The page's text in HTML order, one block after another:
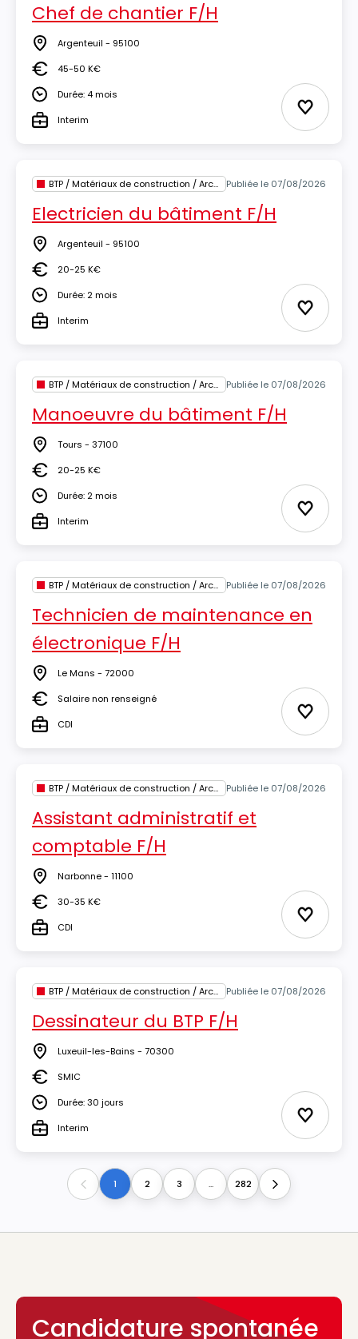
Chef de chantier F/H
Lieu Argenteuil - 95100
Salaire45-50 K€
DuréeDurée: 4 mois
TypeInterim Ajouter
BTP / Matériaux de construction / Architecture Publiée le 07/08/2026
Electricien du bâtiment F/H
Lieu Argenteuil - 95100
Salaire20-25 K€
DuréeDurée: 2 mois
TypeInterim Ajouter
BTP / Matériaux de construction / Architecture Publiée le 07/08/2026
Manoeuvre du bâtiment F/H
Lieu Tours - 37100
Salaire20-25 K€
DuréeDurée: 2 mois
TypeInterim Ajouter
BTP / Matériaux de construction / Architecture Publiée le 07/08/2026
Technicien de maintenance en
électronique F/H
Lieu Le Mans - 72000
SalaireSalaire non renseigné
TypeCDI Ajouter
BTP / Matériaux de construction / Architecture Publiée le 07/08/2026
Assistant administratif et
comptable F/H
Lieu Narbonne - 11100
Salaire30-35 K€
TypeCDI Ajouter
BTP / Matériaux de construction / Architecture Publiée le 07/08/2026
Dessinateur du BTP F/H
Lieu Luxeuil-les-Bains - 70300
Salaire
SMIC
DuréeDurée: 30 jours
TypeInterim Ajouter
Previous1 2 3 ... 282 Next
Candidature spontanée